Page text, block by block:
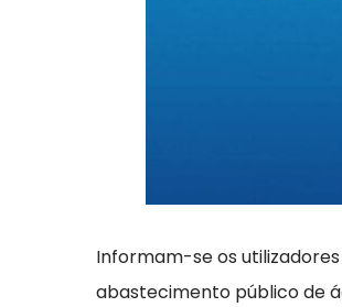
Informam-se os
abastecimento público de